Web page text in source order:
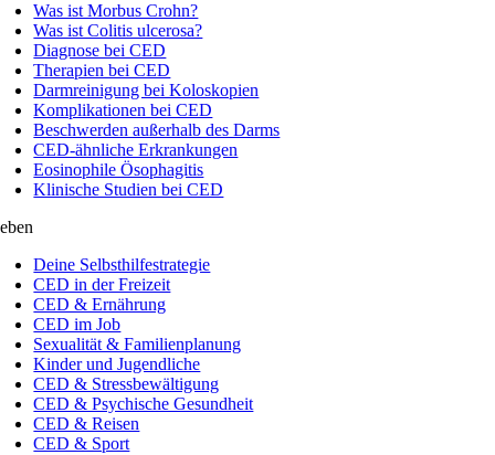
Was ist Morbus Crohn?
Was ist Colitis ulcerosa?
Diagnose bei CED
Therapien bei CED
Darmreinigung bei Koloskopien
Komplikationen bei CED
Beschwerden außerhalb des Darms
CED-ähnliche Erkrankungen
Eosinophile Ösophagitis
Klinische Studien bei CED
Deine Selbsthilfestrategie
CED in der Freizeit
CED & Ernährung
CED im Job
Sexualität & Familienplanung
Kinder und Jugendliche
CED & Stressbewältigung
CED & Psychische Gesundheit
CED & Reisen
CED & Sport